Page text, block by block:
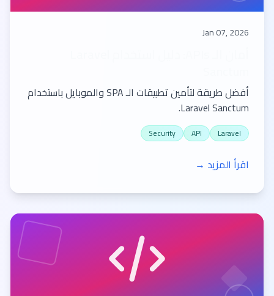
Jan 07, 2026
أفضل طريقة لتأمين تطبيقات الـ SPA والموبايل باستخدام
Laravel Sanctum.
Laravel
API
Security
اقرأ المزيد →